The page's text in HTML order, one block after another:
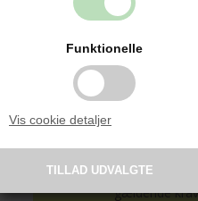
Funktionelle
Vis cookie detaljer
Sikkert og
Alle vores produkter
andre kendte
gældende